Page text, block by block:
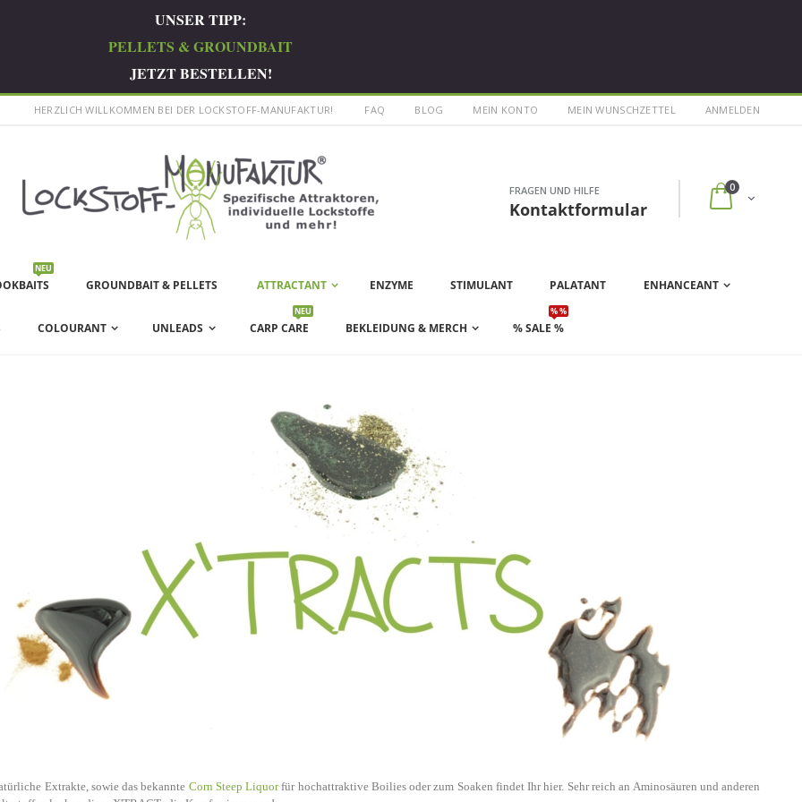
UNSER TIPP:
PELLETS & GROUNDBAIT
JETZT BESTELLEN!
FAQ BLOG MEIN KONTO MEIN WUNSCHZETTEL ANMELDEN
HERZLICH WILLKOMMEN BEI DER LOCKSTOFF-MANUFAKTUR!
FRAGEN UND HILFE
Kontaktformular
0
NEU
GROUNDBAIT & PELLETS ATTRACTANT ENZYME STIMULANT PALATANT ENHANCEANT
COLOURANT UNLEADS CARP CARE
NEU
BEKLEIDUNG & MERCH % SALE %
% %
Extrakte, sowie das bekannte Corn Steep Liquorfür hochattraktive Boilies oder zum Soaken findet Ihr hier. Sehr reich an Aminosäuren und anderen
zzgl.
3-4 Tage¹
3-4 Tage¹